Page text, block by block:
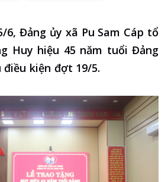
6, Đảng ủy xã Pu Sam Cáp tổ
Huy hiệu 45 năm tuổi Đảng
điều kiện đợt 19/5.